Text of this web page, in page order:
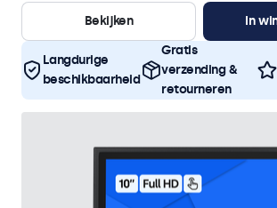
Bekijken
In
Langdurige
beschikbaarheid
Gratis
verzending &
retourneren